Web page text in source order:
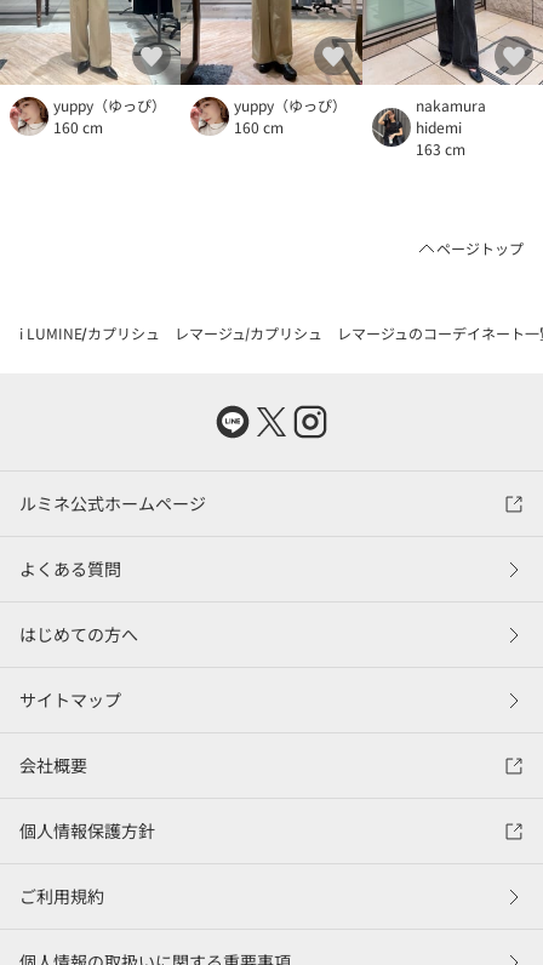
yuppy（ゆっぴ）
160 cm
yuppy（ゆっぴ）
160 cm
nakamura
hidemi
163 cm
ページトップ
i LUMINE カプリシュ レマージュ カプリシュ レマージュのコーデイネート一
ルミネ公式ホームページ
よくある質問
はじめての方へ
サイトマップ
会社概要
個人情報保護方針
ご利用規約